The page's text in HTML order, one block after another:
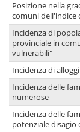
Posizione nella
comuni dell'indice
Incidenza di
provinciale in
vulnerabili"
Incidenza di
Incidenza delle
numerose
Incidenza delle
potenziale disagio